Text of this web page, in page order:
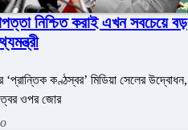
নিশ্চিত করাই এখন সবচেয়ে বড়
‘প্রান্তিক কণ্ঠস্বর’ মিডিয়া সেলের উদ্বোধন,
ওপর জোর